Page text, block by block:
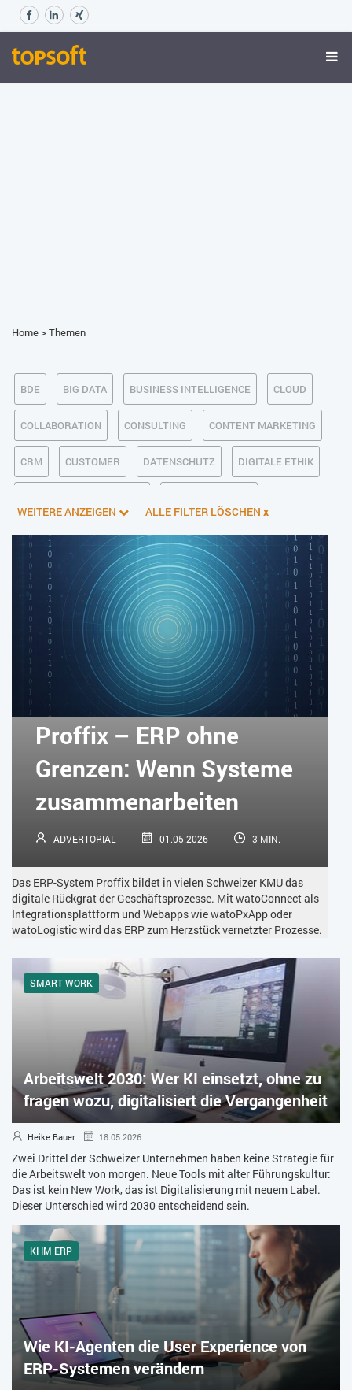
Home>Themen
BDE BIG DATA BUSINESS INTELLIGENCE CLOUD
COLLABORATION CONSULTING CONTENT MARKETING
CRM CUSTOMER DATENSCHUTZ DIGITALE ETHIK
E-BUSINESS ECM/DMS E-COMMERCE EINKAUF
ERP FALLSTUDIEN FERTIGUNG FINANZSOFTWARE
HANDEL HR INDUSTRIE 4.0
IT AUS- UND WEITERBILDUNG IT-INFRASTRUKTUR
IT-JOBS IT-SERVICE MANAGEMENT KI IM ERP
KÜNSTLICHE INTELLIGENZ LOGISTIK LOHN
SOCIAL COMMERCE SOCIAL-MEDIA
SOFTWARE-AS-A-SERVICE SOFTWAREENTWICKLUNG
TRANSPORTLOGISTIK / LAGER
TRENDKOMPASS 2026 USABILITY
USER EXPERIENCE WEBDESIGN WEB-SHOP
ZEITWIRTSCHAFT
WEITERE ANZEIGEN ALLE FILTER LÖSCHEN x
Proffix – ERP ohne
Grenzen: Wenn Systeme
zusammenarbeiten
ADVERTORIAL 01.05.2026 3 MIN.
Das ERP-System Proffix bildet in vielen Schweizer KMU das
digitale Rückgrat der Geschäftsprozesse. Mit watoConnect als
Integrationsplattform und Webapps wie watoPxApp oder
watoLogistic wird das ERP zum Herzstück vernetzter Prozesse.
SMART WORK
Arbeitswelt 2030: Wer KI einsetzt, ohne zu
fragen wozu, digitalisiert die Vergangenheit
Heike Bauer 18.05.2026
Zwei Drittel der Schweizer Unternehmen haben keine Strategie für
die Arbeitswelt von morgen. Neue Tools mit alter Führungskultur:
Das ist kein New Work, das ist Digitalisierung mit neuem Label.
Dieser Unterschied wird 2030 entscheidend sein.
KI IM ERP
Wie KI-Agenten die User Experience von
ERP-Systemen verändern